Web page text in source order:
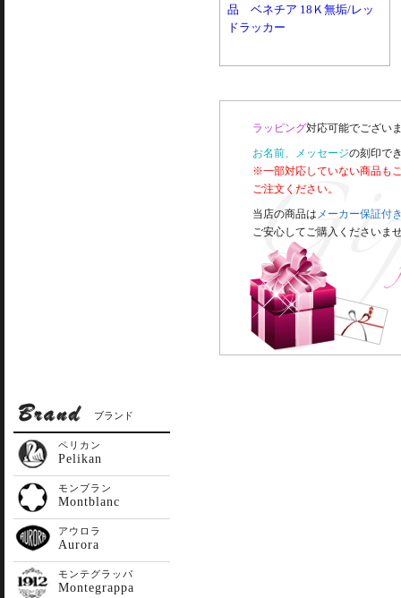
品 ベネチア 18Ｋ無垢/レッ
ドラッカー
ラッピング対応可能でござい
お名前、メッセージの刻印で
※一部対応していない商品も
ご注文ください。
当店の商品は メーカー保証付
ご安心してご購入くださいま
ブランド
ペリカン
Pelikan
モンブラン
Montblanc
アウロラ
Aurora
モンテグラッパ
Montegrappa